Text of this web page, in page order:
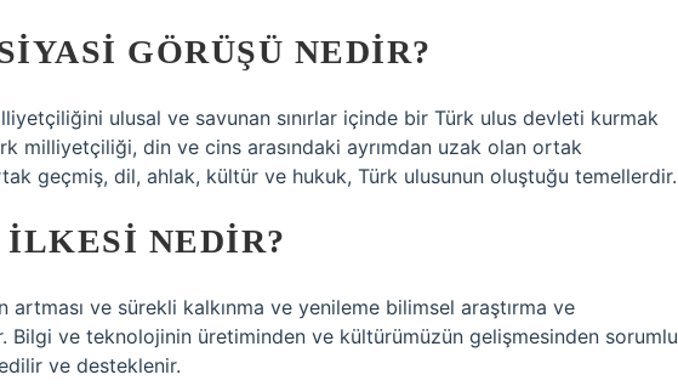
GÖRÜŞÜ NEDIR?
ulusal ve savunan sınırlar içinde bir Türk ulus devleti kurmak
milliyetçiliği, din ve cins arasındaki ayrımdan uzak olan ortak
geçmiş, dil, ahlak, kültür ve hukuk, Türk ulusunun oluştuğu temellerdir.
NEDIR?
ve sürekli kalkınma ve yenileme bilimsel araştırma ve
Bilgi ve teknolojinin üretiminden ve kültürümüzün gelişmesinden sorumlu
ve desteklenir.